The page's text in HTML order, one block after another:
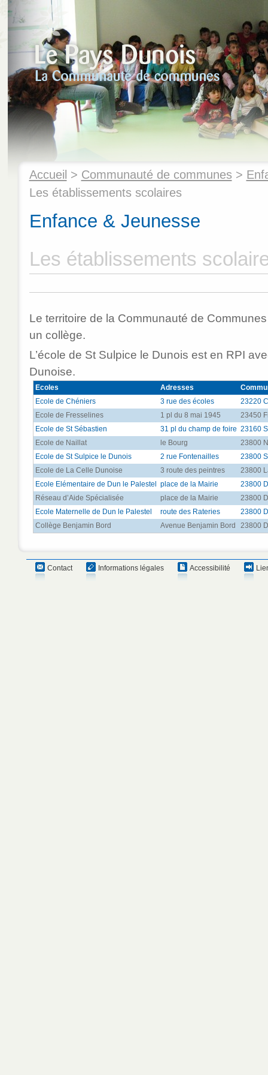
Accueil > Communauté de communes >
Les établissements scolaires
Enfance & Jeunesse
Les établissements
Le territoire de la Communauté de
un collège.
L’école de St Sulpice le Dunois est en RPI
Dunoise.
Ecoles Adresses
Ecole de Chéniers
3 rue des écoles
23220
Ecole de Fresselines
1 pl du 8 mai 1945
23450
Ecole de St Sébastien
31 pl du champ de foire 23160
Ecole de Naillat
le Bourg
23800
Ecole de St Sulpice le Dunois
2 rue Fontenailles
23800
Ecole de La Celle Dunoise
3 route des peintres
23800
Ecole Elémentaire de Dun le Palestel
place de la Mairie
23800
Réseau d’Aide Spécialisée
place de la Mairie
23800
Ecole Maternelle de Dun le Palestel
route des Rateries
23800
Collège Benjamin Bord
Avenue Benjamin Bord 23800
Contact Informations légales Accessibilité